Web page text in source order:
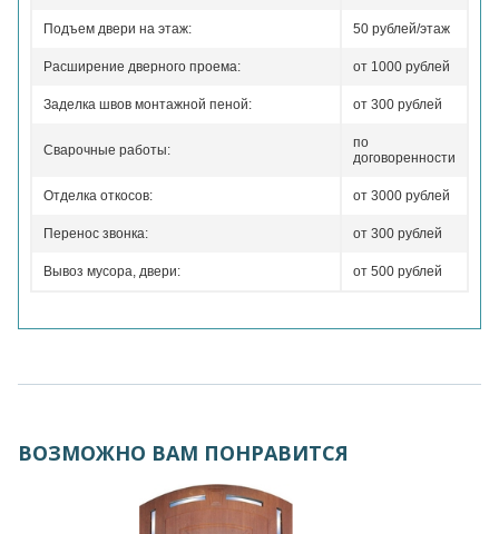
Подъем двери на этаж: 50 рублей/этаж
Расширение дверного проема: от 1000 рублей
Заделка швов монтажной пеной: от 300 рублей
Сварочные работы:
по
договоренности
Отделка откосов: от 3000 рублей
Перенос звонка: от 300 рублей
Вывоз мусора, двери: от 500 рублей
ВОЗМОЖНО ВАМ ПОНРАВИТСЯ